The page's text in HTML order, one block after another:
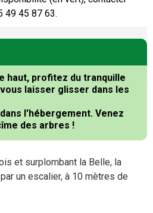
49 45 87 63.
haut, profitez du tranquille
laisser glisser dans les
l'hébergement. Venez
des arbres !
et surplombant la Belle, la
un escalier, à 10 mètres de